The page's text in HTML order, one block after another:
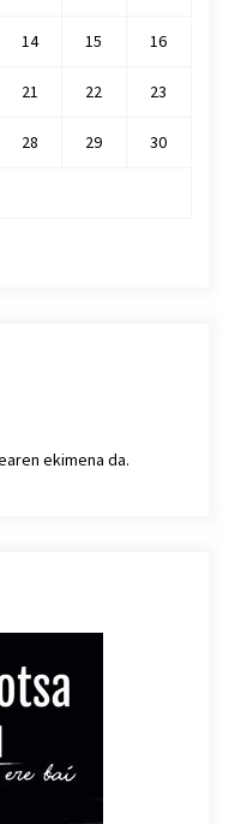
14 15 16
21 22 23
28 29 30
ekimena da.